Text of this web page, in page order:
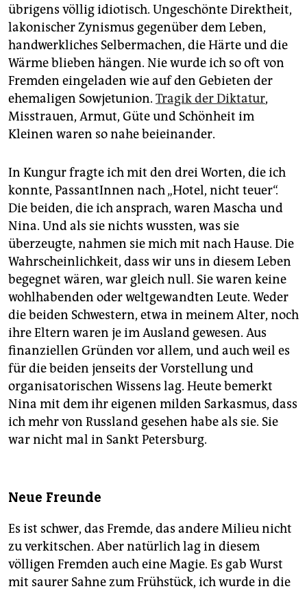
übrigens völlig idiotisch. Ungeschönte Direktheit,
lakonischer Zynismus gegenüber dem Leben,
handwerkliches Selbermachen, die Härte und die
Wärme blieben hängen. Nie wurde ich so oft von
Fremden eingeladen wie auf den Gebieten der
ehemaligen Sowjetunion. Tragik der Diktatur,
Misstrauen, Armut, Güte und Schönheit im
Kleinen waren so nahe beieinander.
In Kungur fragte ich mit den drei Worten, die ich
konnte, PassantInnen nach „Hotel, nicht teuer“.
Die beiden, die ich ansprach, waren Mascha und
Nina. Und als sie nichts wussten, was sie
überzeugte, nahmen sie mich mit nach Hause. Die
Wahrscheinlichkeit, dass wir uns in diesem Leben
begegnet wären, war gleich null. Sie waren keine
wohlhabenden oder weltgewandten Leute. Weder
die beiden Schwestern, etwa in meinem Alter, noch
ihre Eltern waren je im Ausland gewesen. Aus
finanziellen Gründen vor allem, und auch weil es
für die beiden jenseits der Vorstellung und
organisatorischen Wissens lag. Heute bemerkt
Nina mit dem ihr eigenen milden Sarkasmus, dass
ich mehr von Russland gesehen habe als sie. Sie
war nicht mal in Sankt Petersburg.
Neue Freunde
Es ist schwer, das Fremde, das andere Milieu nicht
zu verkitschen. Aber natürlich lag in diesem
völligen Fremden auch eine Magie. Es gab Wurst
mit saurer Sahne zum Frühstück, ich wurde in die